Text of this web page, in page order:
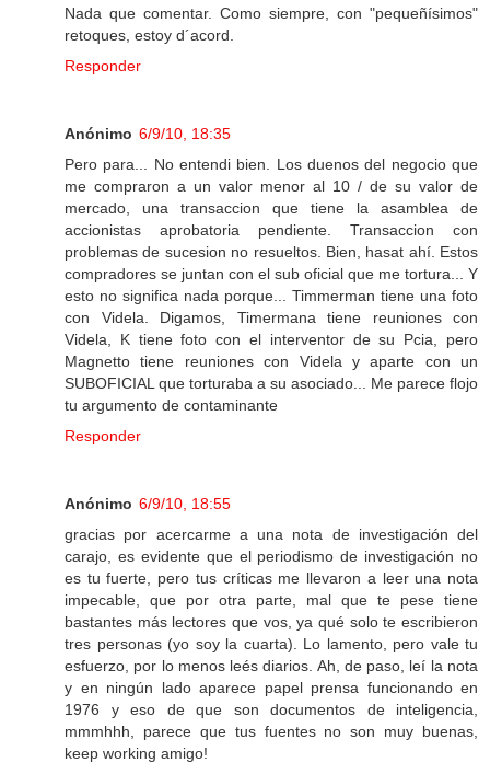
Nada que comentar. Como siempre, con "pequeñísimos"
retoques, estoy d´acord.
Responder
Anónimo 6/9/10, 18:35
Pero para... No entendi bien. Los duenos del negocio que
me compraron a un valor menor al 10 / de su valor de
mercado, una transaccion que tiene la asamblea de
accionistas aprobatoria pendiente. Transaccion con
problemas de sucesion no resueltos. Bien, hasat ahí. Estos
compradores se juntan con el sub oficial que me tortura... Y
esto no significa nada porque... Timmerman tiene una foto
con Videla. Digamos, Timermana tiene reuniones con
Videla, K tiene foto con el interventor de su Pcia, pero
Magnetto tiene reuniones con Videla y aparte con un
SUBOFICIAL que torturaba a su asociado... Me parece flojo
tu argumento de contaminante
Responder
Anónimo 6/9/10, 18:55
gracias por acercarme a una nota de investigación del
carajo, es evidente que el periodismo de investigación no
es tu fuerte, pero tus críticas me llevaron a leer una nota
impecable, que por otra parte, mal que te pese tiene
bastantes más lectores que vos, ya qué solo te escribieron
tres personas (yo soy la cuarta). Lo lamento, pero vale tu
esfuerzo, por lo menos leés diarios. Ah, de paso, leí la nota
y en ningún lado aparece papel prensa funcionando en
1976 y eso de que son documentos de inteligencia,
mmmhhh, parece que tus fuentes no son muy buenas,
keep working amigo!